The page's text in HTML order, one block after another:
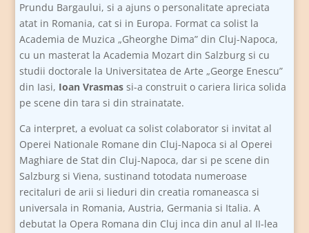
Prundu Bargaului, si a ajuns o personalitate apreciata
atat in Romania, cat si in Europa. Format ca solist la
Academia de Muzica „Gheorghe Dima” din Cluj-Napoca,
cu un masterat la Academia Mozart din Salzburg si cu
studii doctorale la Universitatea de Arte „George Enescu”
din Iasi, Ioan Vrasmas si-a construit o cariera lirica solida
pe scene din tara si din strainatate.
Ca interpret, a evoluat ca solist colaborator si invitat al
Operei Nationale Romane din Cluj-Napoca si al Operei
Maghiare de Stat din Cluj-Napoca, dar si pe scene din
Salzburg si Viena, sustinand totodata numeroase
recitaluri de arii si lieduri din creatia romaneasca si
universala in Romania, Austria, Germania si Italia. A
debutat la Opera Romana din Cluj inca din anul al II-lea